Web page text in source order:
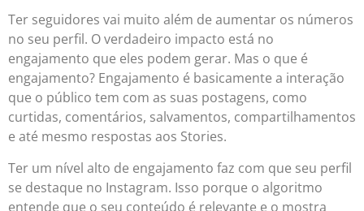
Ter seguidores vai muito além de aumentar os números
no seu perfil. O verdadeiro impacto está no
engajamento que eles podem gerar. Mas o que é
engajamento? Engajamento é basicamente a interação
que o público tem com as suas postagens, como
curtidas, comentários, salvamentos, compartilhamentos
e até mesmo respostas aos Stories.
Ter um nível alto de engajamento faz com que seu perfil
se destaque no Instagram. Isso porque o algoritmo
entende que o seu conteúdo é relevante e o mostra